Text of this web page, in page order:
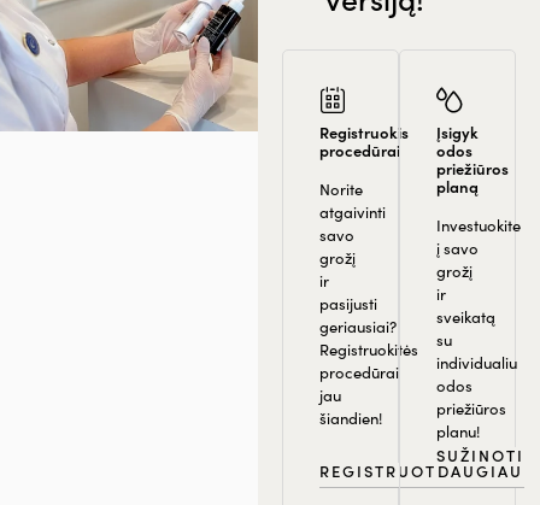
Registruokis
procedūrai
Norite
atgaivinti
savo
grožį
ir
pasijusti
geriausiai?
Registruokitės
procedūrai
jau
šiandien!
REGISTRUOTIS
Įsigyk
odos
priežiūros
planą
Investuokite
į savo
grožį
ir
sveikatą
su
individualiu
odos
priežiūros
planu!
SUŽINOTI
DAUGIAU